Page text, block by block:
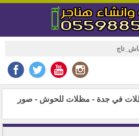
في جدة - مظلات للحوش - صور